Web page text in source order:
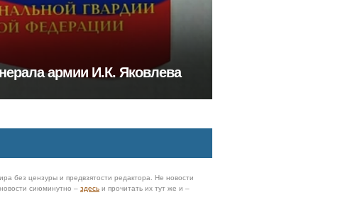
армии И.К. Яковлева
без цензуры и предвзятости редактора. Не новости
сиюминутно – здесь и прочитать их тут же и –